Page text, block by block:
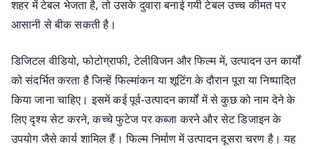
शहर में टेबल भेजता है, तो उसके दुवारा बनाई गयी टेबल उच्च कीमत पर
आसानी से बीक सकती है।
डिजिटल वीडियो, फोटोग्राफी, टेलीविजन और फिल्म में, उत्पादन उन कार्यों
को संदर्भित करता है जिन्हें फिल्मांकन या शूटिंग के दौरान पूरा या निष्पादित
किया जाना चाहिए। इसमें कई पूर्व-उत्पादन कार्यों में से कुछ को नाम देने के
लिए दृश्य सेट करने, कच्चे फुटेज पर कब्जा करने और सेट डिजाइन के
उपयोग जैसे कार्य शामिल हैं। फिल्म निर्माण में उत्पादन दूसरा चरण है। यह